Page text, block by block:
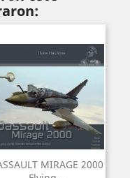
MIRAGE 2000